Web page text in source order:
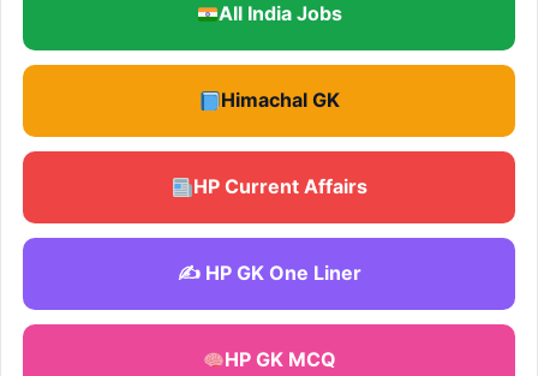
All India Jobs
Himachal GK
HP Current Affairs
✍️ HP GK One Liner
HP GK MCQ